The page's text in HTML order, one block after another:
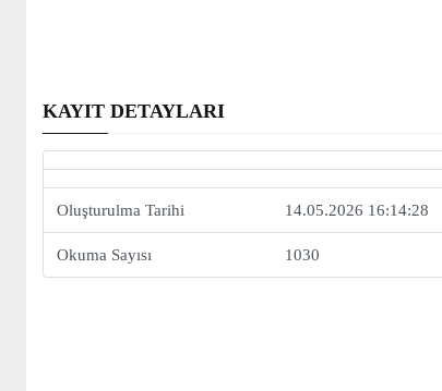
KAYIT DETAYLARI
Oluşturulma Tarihi 14.05.2026 16:14:28
Okuma Sayısı 1030